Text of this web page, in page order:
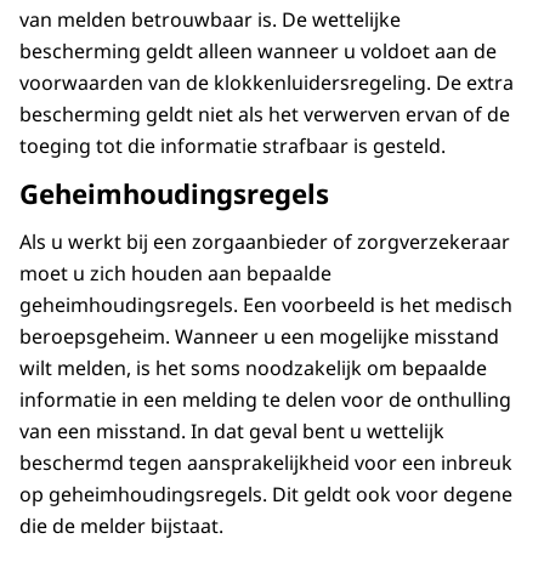
van melden betrouwbaar is. De wettelijke
bescherming geldt alleen wanneer u voldoet aan de
voorwaarden van de klokkenluidersregeling. De extra
bescherming geldt niet als het verwerven ervan of de
toeging tot die informatie strafbaar is gesteld.
Geheimhoudingsregels
Als u werkt bij een zorgaanbieder of zorgverzekeraar
moet u zich houden aan bepaalde
geheimhoudingsregels. Een voorbeeld is het medisch
beroepsgeheim. Wanneer u een mogelijke misstand
wilt melden, is het soms noodzakelijk om bepaalde
informatie in een melding te delen voor de onthulling
van een misstand. In dat geval bent u wettelijk
beschermd tegen aansprakelijkheid voor een inbreuk
op geheimhoudingsregels. Dit geldt ook voor degene
die de melder bijstaat.